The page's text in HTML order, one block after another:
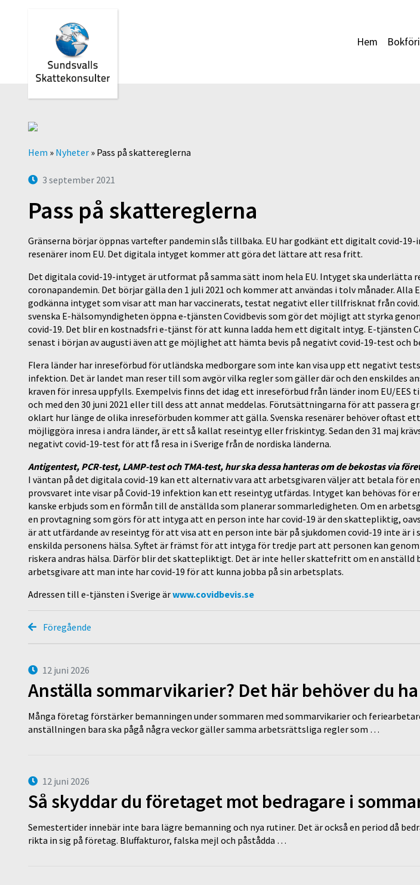
Hem
Hem » Nyheter » Pass på skattereglerna
3 september 2021
Pass på skattereglerna
Gränserna börjar öppnas vartefter pandemin slås tillbaka. EU har godkänt ett digitalt covid-
resenärer inom EU. Det digitala intyget kommer att göra det lättare att resa fritt.
Det digitala covid-19-intyget är utformat på samma sätt inom hela EU. Intyget ska underlätta
coronapandemin. Det börjar gälla den 1 juli 2021 och kommer att användas i tolv månader. Alla
godkänna intyget som visar att man har vaccinerats, testat negativt eller tillfrisknat från covid.
svenska E-hälsomyndigheten öppna e-tjänsten Covidbevis som gör det möjligt att styrka
covid-19. Det blir en kostnadsfri e-tjänst för att kunna ladda hem ett digitalt intyg. E-tjänsten
senast i början av augusti även att ge möjlighet att hämta bevis på negativt covid-19-test och
Flera länder har inreseförbud för utländska medborgare som inte kan visa upp ett negativt
infektion. Det är landet man reser till som avgör vilka regler som gäller där och den enskildes
kraven för inresa uppfylls. Exempelvis finns det idag ett inreseförbud från länder inom EU/EES
och med den 30 juni 2021 eller till dess att annat meddelas. Förutsättningarna för att passera
oklart hur länge de olika inreseförbuden kommer att gälla. Svenska resenärer behöver oftast
möjliggöra inresa i andra länder, är ett så kallat reseintyg eller friskintyg. Sedan den 31 maj
negativt covid-19-test för att få resa in i Sverige från de nordiska länderna.
Antigentest, PCR-test, LAMP-test och TMA-test, hur ska dessa hanteras om de bekostas via
I väntan på det digitala covid-19 kan ett alternativ vara att arbetsgivaren väljer att betala för
provsvaret inte visar på Covid-19 infektion kan ett reseintyg utfärdas. Intyget kan behövas för
kanske erbjuds som en förmån till de anställda som planerar sommarledigheten. Om en
en provtagning som görs för att intyga att en person inte har covid-19 är den skattepliktig,
är att utfärdande av reseintyg för att visa att en person inte bär på sjukdomen covid-19 inte är i
enskilda personens hälsa. Syftet är främst för att intyga för tredje part att personen kan
riskera andras hälsa. Därför blir det skattepliktigt. Det är inte heller skattefritt om en anställd
arbetsgivare att man inte har covid-19 för att kunna jobba på sin arbetsplats.
Adressen till e-tjänsten i Sverige ärwww.covidbevis.se
Föregående
12 juni 2026
Anställa sommarvikarier? Det här behöver du
Många företag förstärker bemanningen under sommaren med sommarvikarier och
anställningen bara ska pågå några veckor gäller samma arbetsrättsliga regler som …
12 juni 2026
Så skyddar du företaget mot bedragare i
Semestertider innebär inte bara lägre bemanning och nya rutiner. Det är också en period då
rikta in sig på företag. Bluffakturor, falska mejl och påstådda …